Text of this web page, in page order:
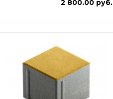
2 800.00 руб.